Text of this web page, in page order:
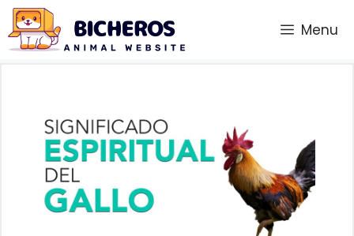
Saltar
al
contenido
Menu